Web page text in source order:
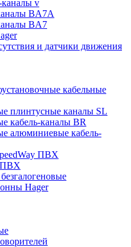
v
BA7A
BA7
и датчики движения
кабельные
плинтусные каналы SL
кабель-каналы BR
алюминиевые кабель-
ПВХ
ПВХ
Hager